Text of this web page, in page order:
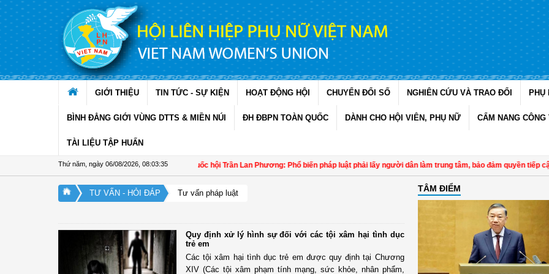
Truy cập nội dung luôn
GIỚI THIỆU TIN TỨC - SỰ KIỆN HOẠT ĐỘNG HỘI CHUYỂN ĐỔI SỐ NGHIÊN CỨU VÀ TRAO ĐỔI PHỤ
BÌNH ĐẲNG GIỚI VÙNG DTTS & MIỀN NÚI ĐH ĐBPN TOÀN QUỐC DÀNH CHO HỘI VIÊN, PHỤ NỮ CẨM NANG CÔNG
TÀI LIỆU TẬP HUẤN
Thứ năm, ngày 06/08/2026 08:03:36
Đại biểu Quốc hội Trần Lan Phương: Phổ biến pháp luật phải lấy người dân làm trung tâm, bảo đảm quyền tiếp cận
TƯ VẤN - HỎI ĐÁP Tư vấn pháp luật
Quy định xử lý hình sự đối với các tội xâm hại tình dục
trẻ em
Các tội xâm hại tình dục trẻ em được quy định tại Chương
XIV (Các tội xâm phạm tính mạng, sức khỏe, nhân phẩm,
TÂM ĐIỂM